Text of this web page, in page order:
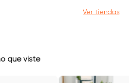
Ver tiendas
que viste